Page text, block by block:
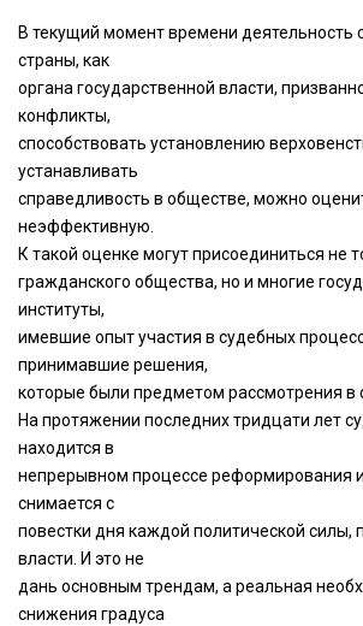
В текущий момент времени деятельность
страны, как
органа государственной власти,
конфликты,
способствовать установлению
устанавливать
справедливость в обществе, можно
неэффективную.
К такой оценке могут присоединиться не
гражданского общества, но и многие
институты,
имевшие опыт участия в судебных
принимавшие решения,
которые были предметом рассмотрения в
На протяжении последних тридцати лет
находится в
непрерывном процессе реформирования и
снимается с
повестки дня каждой политической силы,
власти. И это не
дань основным трендам, а реальная
снижения градуса